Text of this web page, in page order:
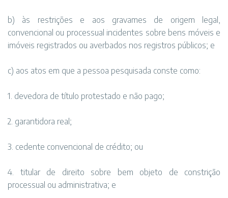
b) às restrições e aos gravames de origem legal,
convencional ou processual incidentes sobre bens móveis e
imóveis registrados ou averbados nos registros públicos; e
c) aos atos em que a pessoa pesquisada conste como:
1. devedora de título protestado e não pago;
2. garantidora real;
3. cedente convencional de crédito; ou
4. titular de direito sobre bem objeto de constrição
processual ou administrativa; e